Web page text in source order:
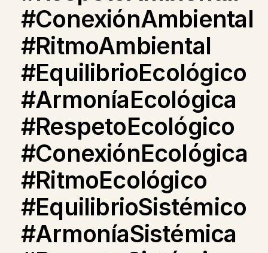
#ConexiónAmbiental
#RitmoAmbiental
#EquilibrioEcológico
#ArmoníaEcológica
#RespetoEcológico
#ConexiónEcológica
#RitmoEcológico
#EquilibrioSistémico
#ArmoníaSistémica